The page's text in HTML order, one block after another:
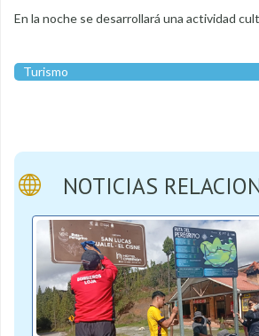
En la noche se desarrollará una actividad
Turismo
NOTICIAS